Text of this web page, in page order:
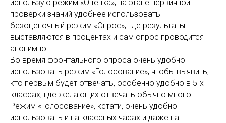
использую режим «Оценка», на этапе первичной
проверки знаний удобнее использовать
безоценочный режим «Опрос», где результаты
выставляются в процентах и сам опрос проводится
анонимно.
Во время фронтального опроса очень удобно
использовать режим «Голосование», чтобы выявить,
кто первым будет отвечать, особенно удобно в 5-х
классах, где желающих отвечать обычно много.
Режим «Голосование», кстати, очень удобно
использовать и на классных часах и даже на